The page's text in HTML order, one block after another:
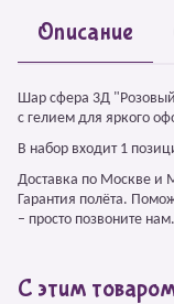
Описание
Шар сфера 3Д
с гелием для яркого
В набор входит 1
Доставка по Москве и
Гарантия полёта.
– просто позвоните нам.
С этим